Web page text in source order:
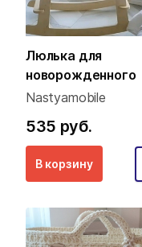
Люлька для
новорожденного
Nastyamobile
535 руб.
В корзину